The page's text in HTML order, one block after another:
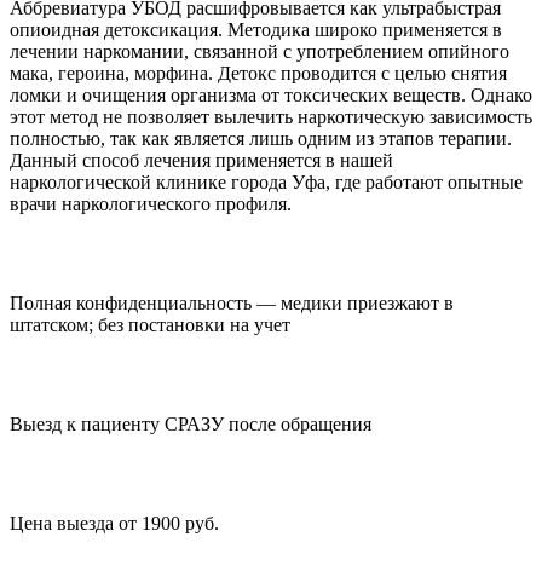
Аббревиатура УБОД расшифровывается как ультрабыстрая
опиоидная детоксикация. Методика широко применяется в
лечении наркомании, связанной с употреблением опийного
мака, героина, морфина. Детокс проводится с целью снятия
ломки и очищения организма от токсических веществ. Однако
этот метод не позволяет вылечить наркотическую зависимость
полностью, так как является лишь одним из этапов терапии.
Данный способ лечения применяется в нашей
наркологической клинике города Уфа, где работают опытные
врачи наркологического профиля.
Полная конфиденциальность — медики приезжают в
штатском; без постановки на учет
Выезд к пациенту СРАЗУ после обращения
Цена выезда от 1900 руб.